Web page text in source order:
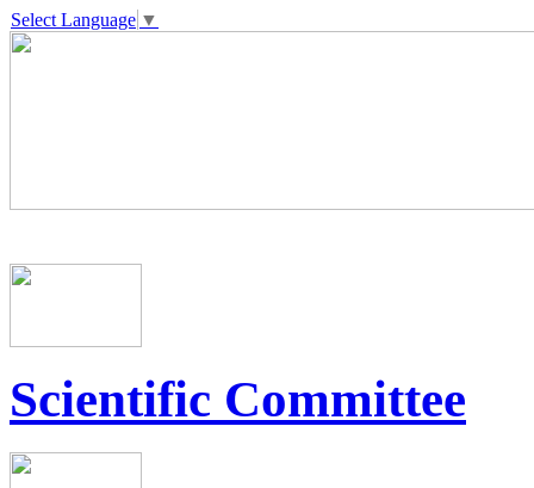
Select Language ▼
Scientific Committee